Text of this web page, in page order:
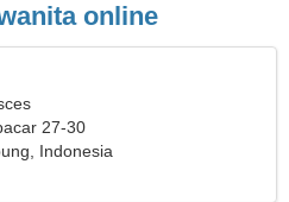
online
27-30
Indonesia